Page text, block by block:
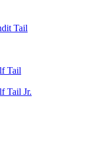
Tail
Tail
Tail Jr.